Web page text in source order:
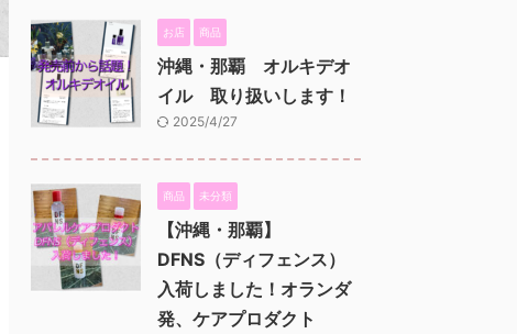
お店 商品
沖縄・那覇 オルキデオ
イル 取り扱いします！
2025/4/27
商品 未分類
【沖縄・那覇】
DFNS（ディフェンス）
入荷しました！オランダ
発、ケアプロダクト